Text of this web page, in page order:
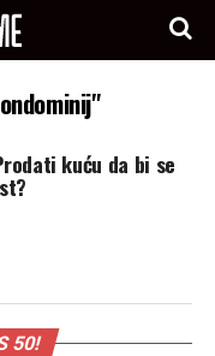
kuću da bi se
50!